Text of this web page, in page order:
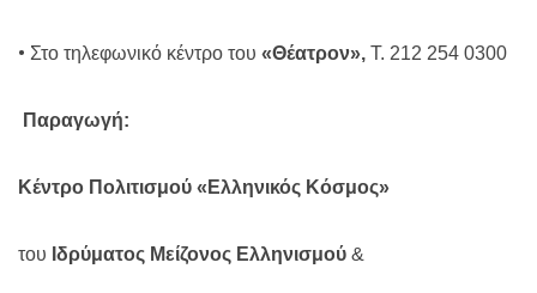
• Στο τηλεφωνικό κέντρο του «Θέατρον», Τ. 212 254 0300
Παραγωγή:
Κέντρο Πολιτισμού «Ελληνικός Κόσμος»
του Ιδρύματος Μείζονος Ελληνισμού &